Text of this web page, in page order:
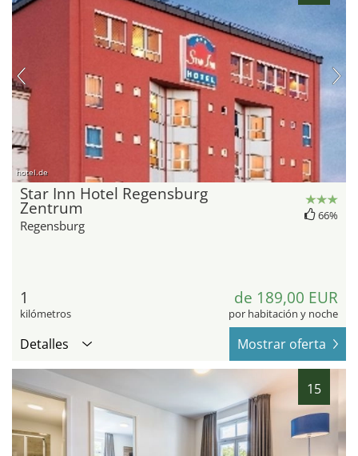
hotel.de
Star Inn Hotel Regensburg
Zentrum
Regensburg
66%
1
kilómetros
de 189,00 EUR
por habitación y noche
Detalles Mostrar oferta
15